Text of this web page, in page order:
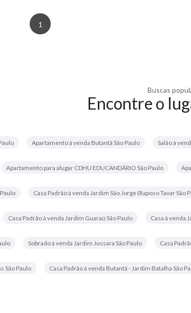
1
Buscas
Encontre o
Apartamento à venda Butantã São Paulo Salão à
Apartamento para alugar CDHU EDUCANDÁRIO São Paulo
Casa Padrão à venda Jardim São Jorge (Raposo Tavar São
Casa Padrão à venda Jardim Guaraú São Paulo Casa à venda
Sobrado à venda Jardim Jussara São Paulo Casa
São Paulo Casa Padrão à venda Butantã - Jardim Batalha São